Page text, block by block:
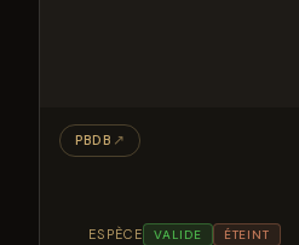
ESPÈCE VALIDE ÉTEINT
PBDB ↗